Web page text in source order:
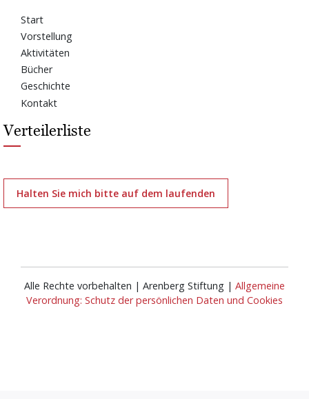
Start
Vorstellung
Aktivitäten
Bücher
Geschichte
Kontakt
Verteilerliste
Halten Sie mich bitte auf dem laufenden
Alle Rechte vorbehalten | Arenberg Stiftung | Allgemeine
Verordnung: Schutz der persönlichen Daten und Cookies